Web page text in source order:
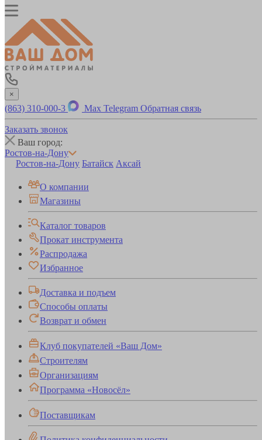
×
(863) 310-000-3 Max Telegram Обратная связь
Заказать звонок
Ваш город:
Ростов-на-Дону
Ростов-на-Дону Батайск Аксай
О компании
Магазины
Каталог товаров
Прокат инструмента
Распродажа
Избранное
Доставка и подъем
Способы оплаты
Возврат и обмен
Клуб покупателей «Ваш Дом»
Строителям
Организациям
Программа «Новосёл»
Поставщикам